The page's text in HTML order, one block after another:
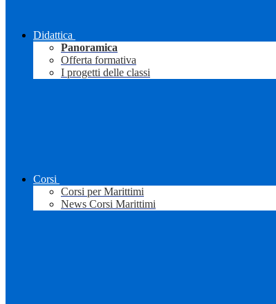
Didattica
Panoramica
Offerta formativa
I progetti delle classi
Corsi
Corsi per Marittimi
News Corsi Marittimi